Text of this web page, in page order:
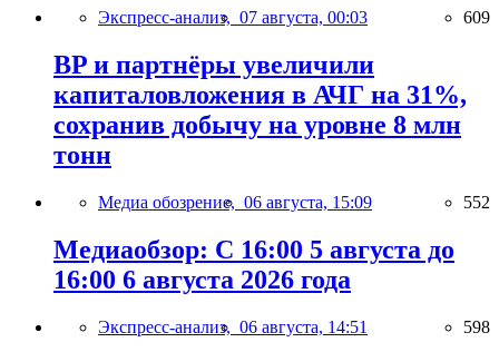
Экспресс-анализ, 07 августа, 00:03 609
BP и партнёры увеличили
капиталовложения в АЧГ на 31%,
сохранив добычу на уровне 8 млн
тонн
Медиа обозрение, 06 августа, 15:09 552
Медиаобзор: С 16:00 5 августа до
16:00 6 августа 2026 года
Экспресс-анализ, 06 августа, 14:51 598